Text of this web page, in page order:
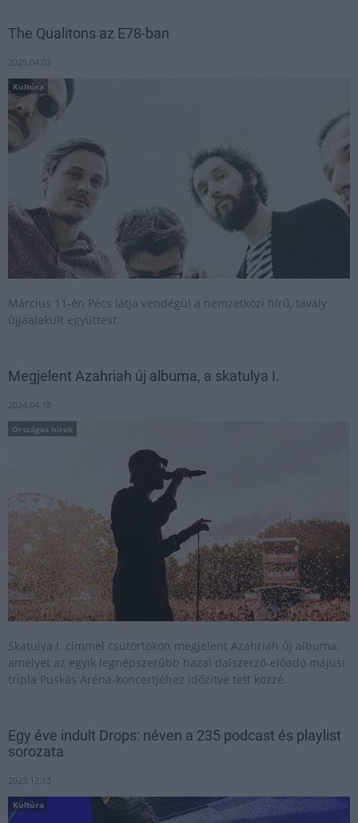
The Qualitons az E78-ban
2025.04.02
Kultúra
Március 11-én Pécs látja vendégül a nemzetközi hírű, tavaly
újjáalakult együttest.
Megjelent Azahriah új albuma, a skatulya I.
2024.04.18
Országos hírek
Skatulya I. címmel csütörtökön megjelent Azahriah új albuma,
amelyet az egyik legnépszerűbb hazai dalszerző-előadó májusi
tripla Puskás Aréna-koncertjéhez időzítve tett közzé.
Egy éve indult Drops: néven a 235 podcast és playlist
sorozata
2023.12.13
Kultúra